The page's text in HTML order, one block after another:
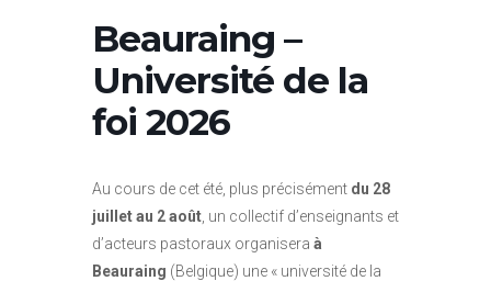
Beauraing –
Université de la
foi 2026
Au cours de cet été, plus précisément du 28
juillet au 2 août , un collectif d’enseignants et
d’acteurs pastoraux organisera à
Beauraing (Belgique) une « université de la